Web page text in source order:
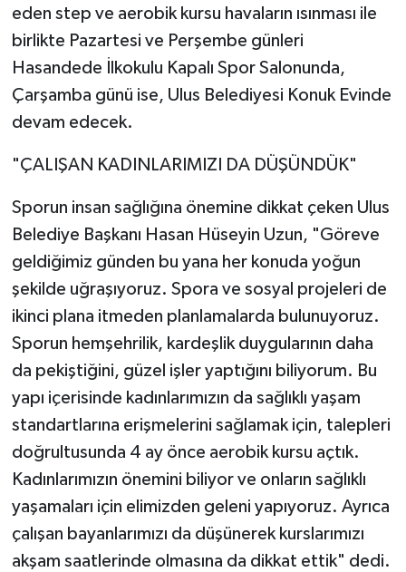
eden step ve aerobik kursu havaların ısınması ile
birlikte Pazartesi ve Perşembe günleri
Hasandede İlkokulu Kapalı Spor Salonunda,
Çarşamba günü ise, Ulus Belediyesi Konuk Evinde
devam edecek.
"ÇALIŞAN KADINLARIMIZI DA DÜŞÜNDÜK"
Sporun insan sağlığına önemine dikkat çeken Ulus
Belediye Başkanı Hasan Hüseyin Uzun, "Göreve
geldiğimiz günden bu yana her konuda yoğun
şekilde uğraşıyoruz. Spora ve sosyal projeleri de
ikinci plana itmeden planlamalarda bulunuyoruz.
Sporun hemşehrilik, kardeşlik duygularının daha
da pekiştiğini, güzel işler yaptığını biliyorum. Bu
yapı içerisinde kadınlarımızın da sağlıklı yaşam
standartlarına erişmelerini sağlamak için, talepleri
doğrultusunda 4 ay önce aerobik kursu açtık.
Kadınlarımızın önemini biliyor ve onların sağlıklı
yaşamaları için elimizden geleni yapıyoruz. Ayrıca
çalışan bayanlarımızı da düşünerek kurslarımızı
akşam saatlerinde olmasına da dikkat ettik" dedi.